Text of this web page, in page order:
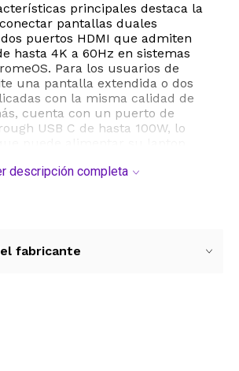
principales destaca la
pantallas duales
puertos HDMI que admiten
hasta 4K a 60Hz en sistemas
Para los usuarios de
una pantalla extendida o dos
con la misma calidad de
cuenta con un puerto de
USB C de hasta 100W, lo
original de su equipo,
tres puertos USB 3.0 para
descripción completa
fabricante